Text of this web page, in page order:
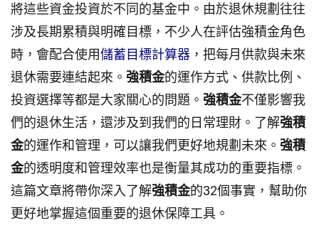
將這些資金投資於不同的基金中。由於退休規劃往往
涉及長期累積與明確目標，不少人在評估強積金角色
時，會配合使用儲蓄目標計算器 ，把每月供款與未來
退休需要連結起來。 強積金的運作方式、供款比例、
投資選擇等都是大家關心的問題。 強積金不僅影響我
們的退休生活，還涉及到我們的日常理財。了解強積
金的運作和管理，可以讓我們更好地規劃未來。 強積
金的透明度和管理效率也是衡量其成功的重要指標。
這篇文章將帶你深入了解強積金的32個事實，幫助你
更好地掌握這個重要的退休保障工具。